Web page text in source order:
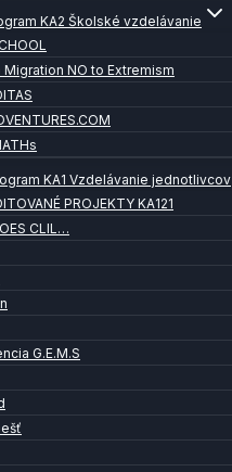
KA2 Školské vzdelávanie
Migration NO to Extremism
KA1 Vzdelávanie jednotlivcov
PROJEKTY KA121
CLIL…
G.E.M.S